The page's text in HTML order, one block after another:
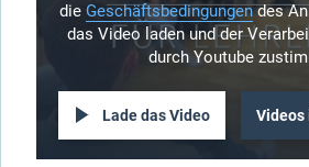
die Geschäftsbedingungendes
das Video laden und der
durch Youtube
Lade das Video Videos